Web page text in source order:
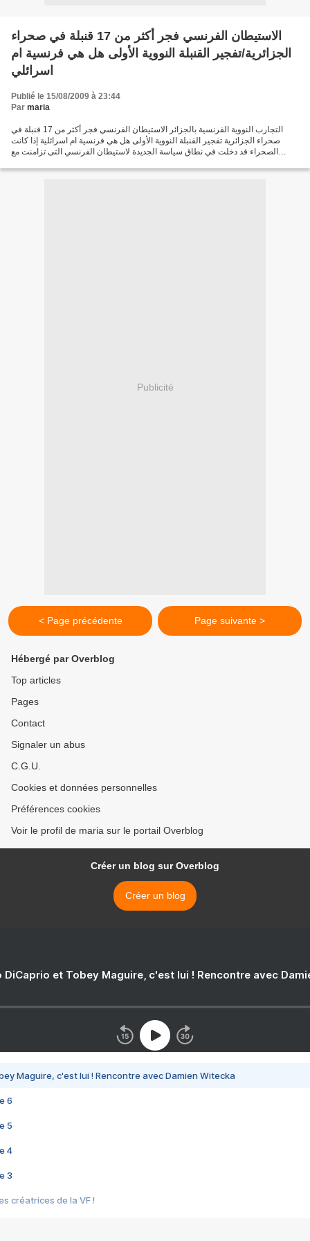
الاستيطان الفرنسي فجر أكثر من 17 قنبلة في صحراء
الجزائرية/تفجير القنبلة النووية الأولى هل هي فرنسية ام
اسرائلي
Publié le 15/08/2009 à 23:44
Par maria
التجارب النووية الفرنسية بالجزائر الاستيطان الفرنسي فجر أكثر من 17 قنبلة في
صحراء الجزائرية تفجير القنبلة النووية الأولى هل هي فرنسية ام اسرائلية إذا كانت
الصحراء قد دخلت في نطاق سياسة الجديدة لاستيطان الفرنسي التى تزامنت مع
Publicité
< Page précédente Page suivante >
Hébergé par Overblog
Top articles
Pages
Contact
Signaler un abus
C.G.U.
Cookies et données personnelles
Préférences cookies
Voir le profil de maria sur le portail Overblog
Créer un blog sur Overblog
Créer un blog
DiCaprio et Tobey Maguire, c'est lui ! Rencontre avec
Maguire, c'est lui ! Rencontre avec Damien Witecka
6
5
4
3
créatrices de la VF !